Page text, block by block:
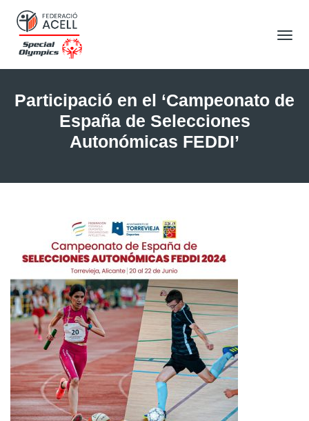
Participació en el ‘Campeonato de
España de Selecciones
Autonómicas FEDDI’